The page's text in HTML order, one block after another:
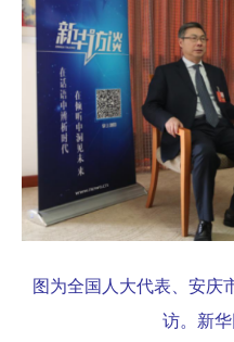
图为全国人大代表、安庆
访。新